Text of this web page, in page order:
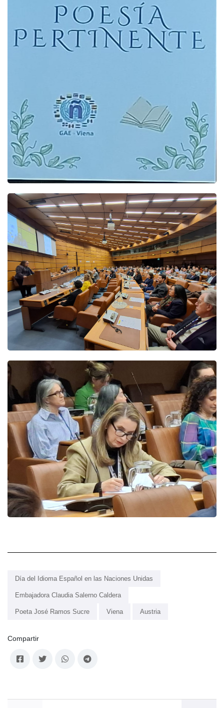
Día del Idioma Español en las Naciones Unidas
Embajadora Claudia Salerno Caldera
Poeta José Ramos Sucre Viena Austria
Compartir